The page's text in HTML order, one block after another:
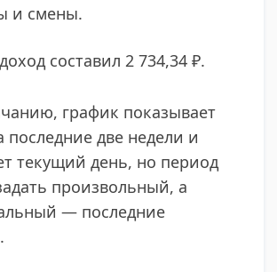
и смены.
составил 2 734,34 ₽.
график показывает
последние две недели и
текущий день, но период
произвольный, а
— последние